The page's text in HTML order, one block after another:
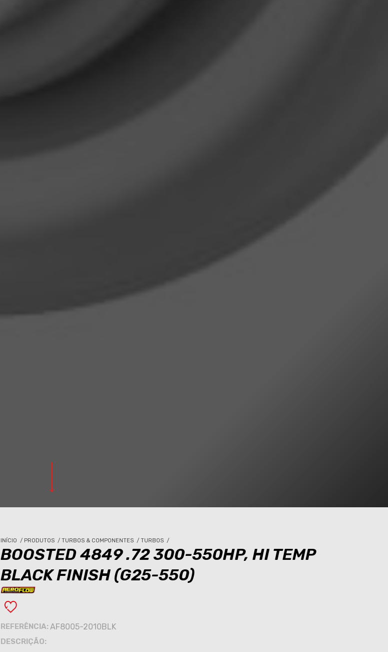
INÍCIO / PRODUTOS / TURBOS & COMPONENTES / TURBOS /
BOOSTED 4849 .72 300-550HP, HI TEMP
BLACK FINISH (G25-550)
REFERÊNCIA: AF8005-2010BLK
DESCRIÇÃO: